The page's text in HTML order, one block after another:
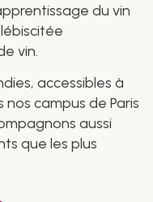
du vin
vin.
accessibles à
campus de Paris
aussi
que les plus